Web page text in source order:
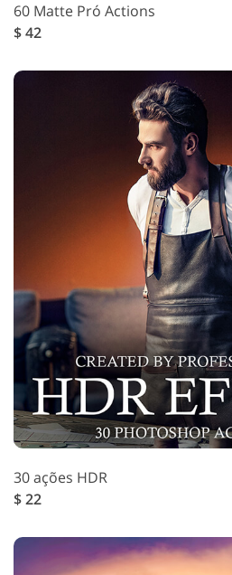
60 Matte Pró Actions
$ 42
30 ações HDR
$ 22